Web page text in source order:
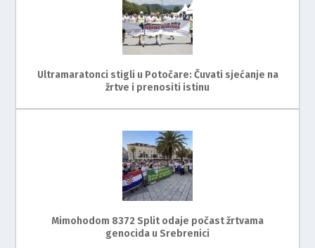
Ultramaratonci stigli u Potočare: Čuvati sjećanje na
žrtve i prenositi istinu
Mimohodom 8372 Split odaje počast žrtvama
genocida u Srebrenici